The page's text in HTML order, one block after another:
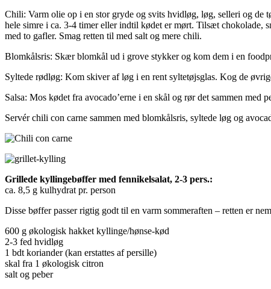
Chili: Varm olie op i en stor gryde og svits hvidløg, løg, selleri og de
hele simre i ca. 3-4 timer eller indtil kødet er mørt. Tilsæt chokolade,
med to gafler. Smag retten til med salt og mere chili.
Blomkålsris: Skær blomkål ud i grove stykker og kom dem i en
Syltede rødløg: Kom skiver af løg i en rent syltetøjsglas. Kog de
Salsa: Mos kødet fra avocado’erne i en skål og rør det sammen med
Servér chili con carne sammen med blomkålsris, syltede løg og
Grillede kyllingebøffer med fennikelsalat, 2-3 pers.:
ca. 8,5 g kulhydrat pr. person
Disse bøffer passer rigtig godt til en varm sommeraften – retten er
600 g økologisk hakket kyllinge/hønse-kød
2-3 fed hvidløg
1 bdt koriander (kan erstattes af persille)
skal fra 1 økologisk citron
salt og peber